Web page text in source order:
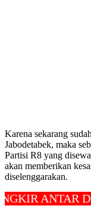
Karena sekarang
Jabodetabek, maka
Partisi R8 yang
akan memberikan
diselenggarakan.
ANTAR DAN